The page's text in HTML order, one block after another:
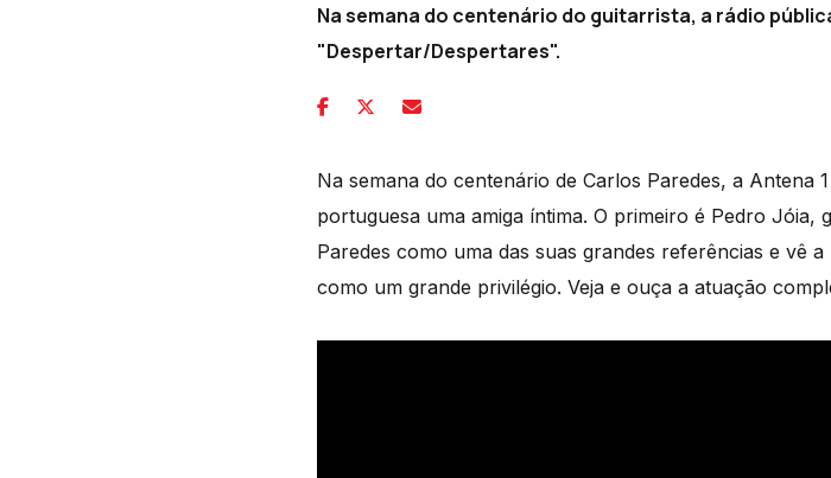
Na semana do centenário do guitarrista, a rádio
"Despertar/Despertares".
Na semana do centenário de Carlos Paredes, a Antena
portuguesa uma amiga íntima. O primeiro é Pedro
Paredes como uma das suas grandes referências e vê
como um grande privilégio. Veja e ouça a atuação